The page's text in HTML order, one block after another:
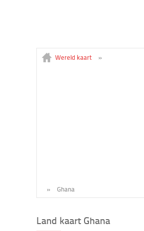
Wereld kaart »
» Ghana
Land kaart Ghana